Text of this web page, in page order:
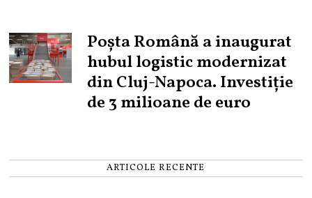
Poșta Română a inaugurat
hubul logistic modernizat
din Cluj-Napoca. Investiție
de 3 milioane de euro
ARTICOLE RECENTE